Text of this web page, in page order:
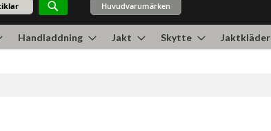
Sök
Huvudvarumärken
Handladdning Jakt Skytte Jaktkläder